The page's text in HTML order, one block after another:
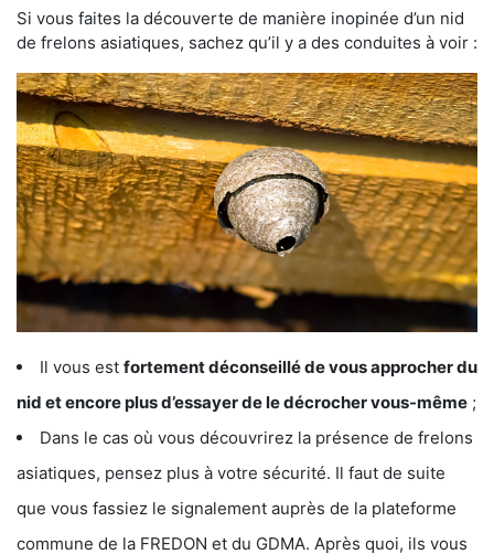
Si vous faites la découverte de manière inopinée d’un nid
de frelons asiatiques, sachez qu’il y a des conduites à voir :
Il vous est fortement déconseillé de vous approcher du
nid et encore plus d’essayer de le décrocher vous-même ;
Dans le cas où vous découvrirez la présence de frelons
asiatiques, pensez plus à votre sécurité. Il faut de suite
que vous fassiez le signalement auprès de la plateforme
commune de la FREDON et du GDMA. Après quoi, ils vous